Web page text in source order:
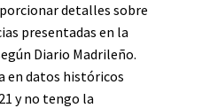
detalles sobre
presentadas en la
Diario Madrileño.
en datos históricos
y no tengo la